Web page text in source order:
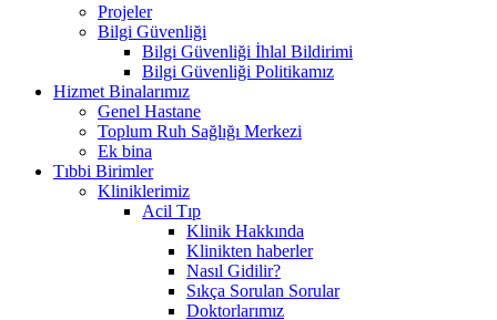
Projeler
Bilgi Güvenliği
Bilgi Güvenliği İhlal Bildirimi
Bilgi Güvenliği Politikamız
Hizmet Binalarımız
Genel Hastane
Toplum Ruh Sağlığı Merkezi
Ek bina
Tıbbi Birimler
Kliniklerimiz
Acil Tıp
Klinik Hakkında
Klinikten haberler
Nasıl Gidilir?
Sıkça Sorulan Sorular
Doktorlarımız